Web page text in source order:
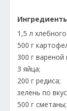
1,5 л
500 г
300 г вареной
3 яйца;
200 г редиса;
зелень по
500 г сметаны;